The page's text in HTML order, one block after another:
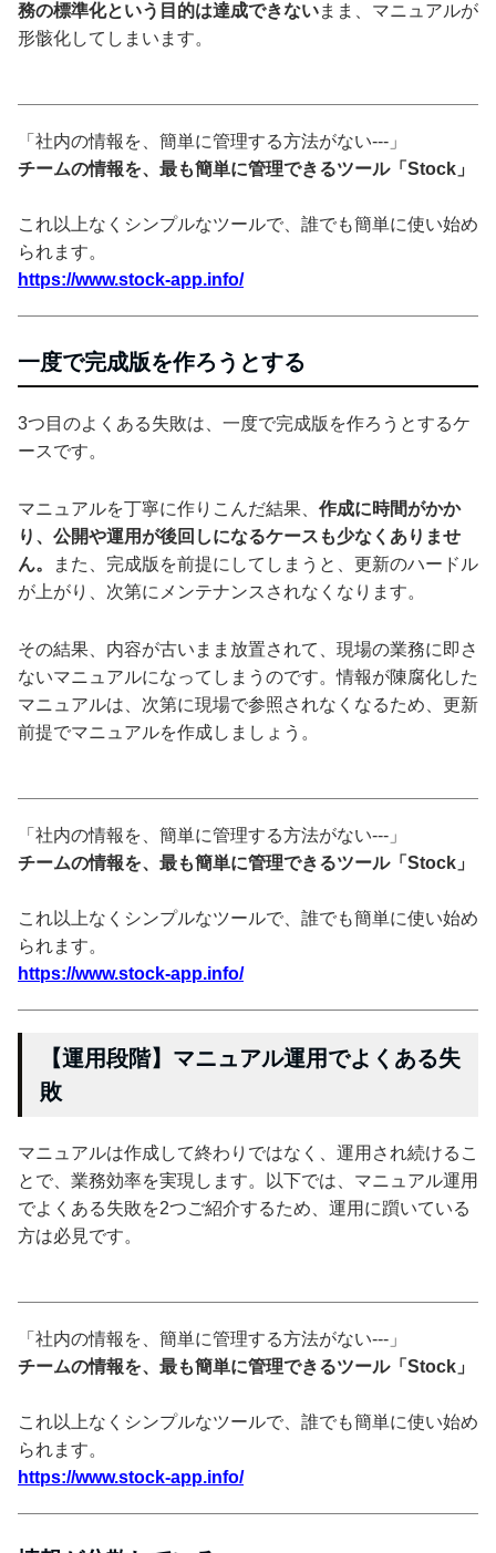
務の標準化という目的は達成できないまま、マニュアルが
形骸化してしまいます。
「社内の情報を、簡単に管理する方法がない---」
チームの情報を、最も簡単に管理できるツール「Stock」
これ以上なくシンプルなツールで、誰でも簡単に使い始め
られます。
https://www.stock-app.info/
一度で完成版を作ろうとする
3つ目のよくある失敗は、一度で完成版を作ろうとするケ
ースです。
マニュアルを丁寧に作りこんだ結果、 作成に時間がかか
り、公開や運用が後回しになるケースも少なくありませ
ん。
また、完成版を前提にしてしまうと、更新のハードル
が上がり、次第にメンテナンスされなくなります。
その結果、内容が古いまま放置されて、現場の業務に即さ
ないマニュアルになってしまうのです。情報が陳腐化した
マニュアルは、次第に現場で参照されなくなるため、更新
前提でマニュアルを作成しましょう。
「社内の情報を、簡単に管理する方法がない---」
チームの情報を、最も簡単に管理できるツール「Stock」
これ以上なくシンプルなツールで、誰でも簡単に使い始め
られます。
https://www.stock-app.info/
【運用段階】マニュアル運用でよくある失
敗
マニュアルは作成して終わりではなく、運用され続けるこ
とで、業務効率を実現します。以下では、マニュアル運用
でよくある失敗を2つご紹介するため、運用に躓いている
方は必見です。
「社内の情報を、簡単に管理する方法がない---」
チームの情報を、最も簡単に管理できるツール「Stock」
これ以上なくシンプルなツールで、誰でも簡単に使い始め
られます。
https://www.stock-app.info/